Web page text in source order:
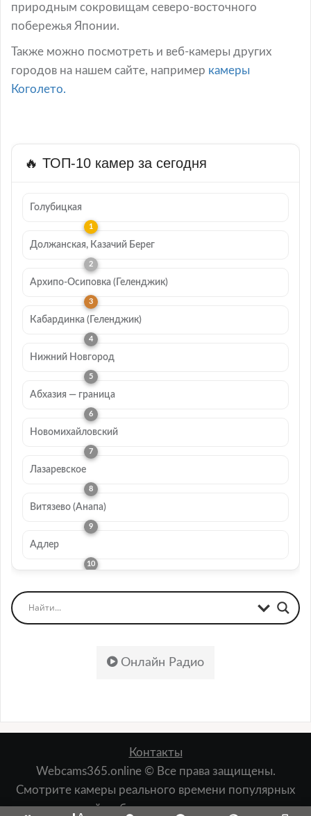
природным сокровищам северо-восточного
побережья Японии.
Также можно посмотреть и веб-камеры других
городов на нашем сайте, например камеры
Коголето.
🔥 ТОП-10 камер за сегодня
Голубицкая
Должанская, Казачий Берег
Архипо-Осиповка (Геленджик)
Кабардинка (Геленджик)
Нижний Новгород
Абхазия — граница
Новомихайловский
Лазаревское
Витязево (Анапа)
Адлер
Онлайн Радио
Контакты
Webcams365.online © Все права защищены.
Смотрите камеры реального времени популярных
мест: пляжей, набережных, лыжных курортов,